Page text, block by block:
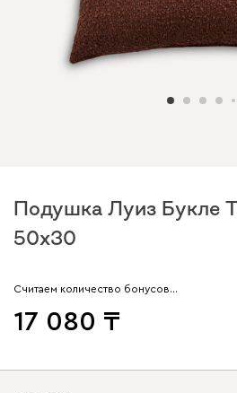
Подушка Луиз Букле
50x30
Считаем количество бонусов…
17 080